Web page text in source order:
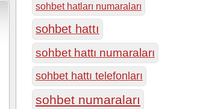
sohbet hatları numaraları
sohbet hattı
sohbet hattı numaraları
sohbet hattı telefonları
sohbet numaraları